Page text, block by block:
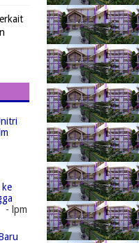
ke
- lpm